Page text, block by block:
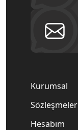
Kurumsal
Sözleşmeler
Hesabım